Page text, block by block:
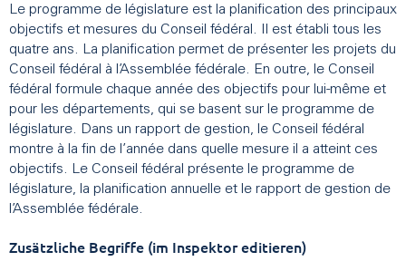
Le programme de législature est la planification des principaux
objectifs et mesures du Conseil fédéral. Il est établi tous les
quatre ans. La planification permet de présenter les projets du
Conseil fédéral à l’Assemblée fédérale. En outre, le Conseil
fédéral formule chaque année des objectifs pour lui-même et
pour les départements, qui se basent sur le programme de
législature. Dans un rapport de gestion, le Conseil fédéral
montre à la fin de l’année dans quelle mesure il a atteint ces
objectifs. Le Conseil fédéral présente le programme de
législature, la planification annuelle et le rapport de gestion de
l’Assemblée fédérale.
Zusätzliche Begriffe (im Inspektor editieren)